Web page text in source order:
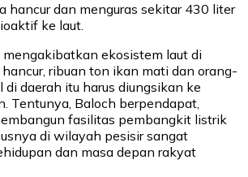
hancur dan menguras sekitar 430 liter
ke laut.
ekosistem laut di
ribuan ton ikan mati dan orang-
daerah itu harus diungsikan ke
Tentunya, Baloch berpendapat,
fasilitas pembangkit listrik
di wilayah pesisir sangat
dan masa depan rakyat